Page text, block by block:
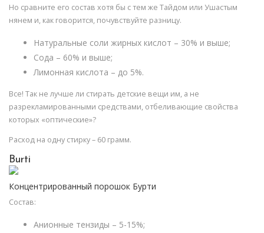
Но сравните его состав хотя бы с тем же Тайдом или Ушастым
нянем и, как говорится, почувствуйте разницу.
Натуральные соли жирных кислот – 30% и выше;
Сода – 60% и выше;
Лимонная кислота – до 5%.
Все! Так не лучше ли стирать детские вещи им, а не
разрекламированными средствами, отбеливающие свойства
которых «оптические»?
Расход на одну стирку – 60 грамм.
Burti
Концентрированный порошок Бурти
Состав:
Анионные тензиды – 5-15%;